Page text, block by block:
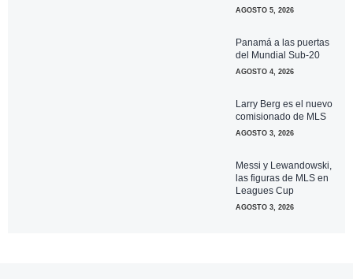
AGOSTO 5, 2026
Panamá a las puertas
del Mundial Sub-20
AGOSTO 4, 2026
Larry Berg es el nuevo
comisionado de MLS
AGOSTO 3, 2026
Messi y Lewandowski,
las figuras de MLS en
Leagues Cup
AGOSTO 3, 2026